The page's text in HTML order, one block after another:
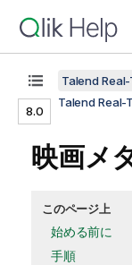
8.0
Talend
Talend Real-
映画メ
このページ上
始める前に
手順